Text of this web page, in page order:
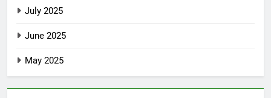
July 2025
June 2025
May 2025